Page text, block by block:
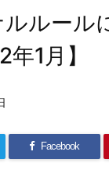
ルール
1月】
Facebook